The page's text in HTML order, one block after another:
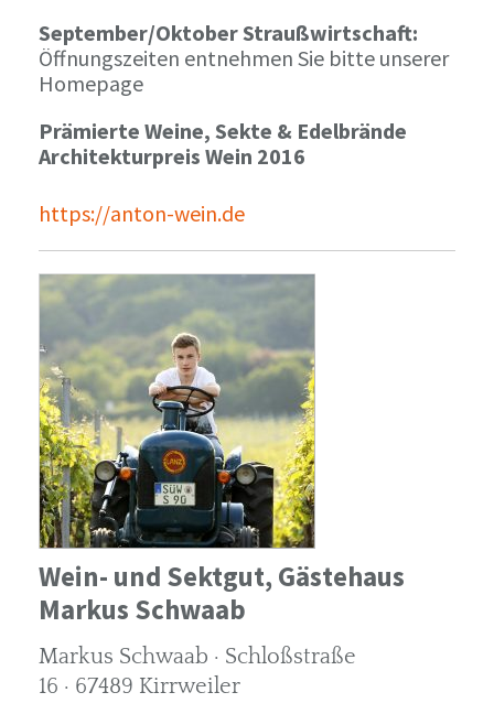
September/Oktober Straußwirtschaft:
Öffnungszeiten entnehmen Sie bitte unserer
Homepage
Prämierte Weine, Sekte & Edelbrände
Architekturpreis Wein 2016
https://anton-wein.de
Wein- und Sektgut, Gästehaus
Markus Schwaab
Markus Schwaab · Schloßstraße
16 · 67489 Kirrweiler